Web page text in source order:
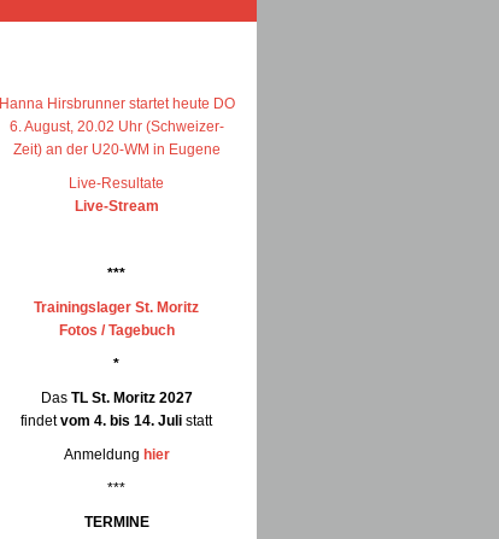
Hanna Hirsbrunner startet heute DO
6. August, 20.02 Uhr (Schweizer-
Zeit) an der U20-WM in Eugene
Live-Resultate
Live-Stream
***
Trainingslager St. Moritz
Fotos / Tagebuch
*
Das TL St. Moritz 2027
findetvom 4. bis 14. Juli statt
Anmeldung hier
***
TERMINE